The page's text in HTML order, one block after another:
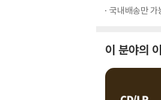
국내배송만 가
이 분야의